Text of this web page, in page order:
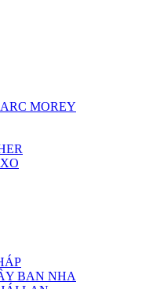
MOREY
BAN NHA